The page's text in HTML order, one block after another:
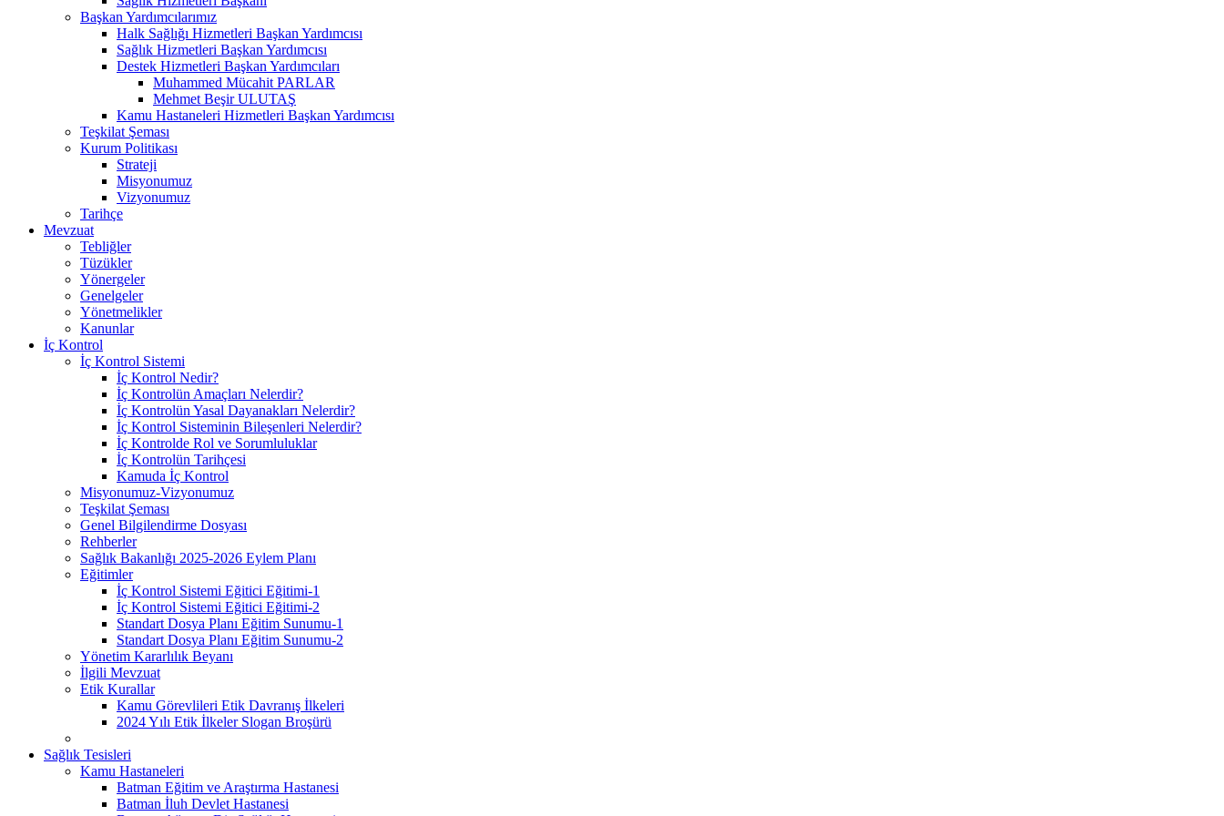
Başkan Yardımcılarımız
Halk Sağlığı Hizmetleri Başkan Yardımcısı
Sağlık Hizmetleri Başkan Yardımcısı
Destek Hizmetleri Başkan Yardımcıları
Muhammed Mücahit PARLAR
Mehmet Beşir ULUTAŞ
Kamu Hastaneleri Hizmetleri Başkan Yardımcısı
Teşkilat Şeması
Kurum Politikası
Strateji
Misyonumuz
Vizyonumuz
Tarihçe
Mevzuat
Tebliğler
Tüzükler
Yönergeler
Genelgeler
Yönetmelikler
Kanunlar
İç Kontrol
İç Kontrol Sistemi
İç Kontrol Nedir?
İç Kontrolün Amaçları Nelerdir?
İç Kontrolün Yasal Dayanakları Nelerdir?
İç Kontrol Sisteminin Bileşenleri Nelerdir?
İç Kontrolde Rol ve Sorumluluklar
İç Kontrolün Tarihçesi
Kamuda İç Kontrol
Misyonumuz-Vizyonumuz
Teşkilat Şeması
Genel Bilgilendirme Dosyası
Rehberler
Sağlık Bakanlığı 2025-2026 Eylem Planı
Eğitimler
İç Kontrol Sistemi Eğitici Eğitimi-1
İç Kontrol Sistemi Eğitici Eğitimi-2
Standart Dosya Planı Eğitim Sunumu-1
Standart Dosya Planı Eğitim Sunumu-2
Yönetim Kararlılık Beyanı
İlgili Mevzuat
Etik Kurallar
Kamu Görevlileri Etik Davranış İlkeleri
2024 Yılı Etik İlkeler Slogan Broşürü
Sağlık Tesisleri
Kamu Hastaneleri
Batman Eğitim ve Araştırma Hastanesi
Batman İluh Devlet Hastanesi